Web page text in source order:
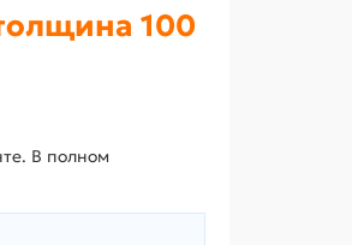
100
В полном